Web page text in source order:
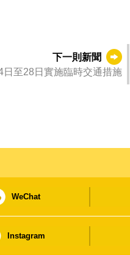
下一則新聞
至28日實施臨時交通措施
WeChat
Instagram